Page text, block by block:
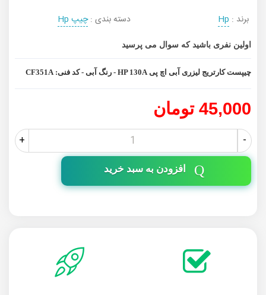
برند : Hp دسته بندی : چیپ Hp
اولین نفری باشید که سوال می پرسید
چیپست کارتریج لیزری آبی اچ پی HP 130A - رنگ آبی - کد فنی: CF351A
45,000 تومان
-
+
افزودن به سبد خرید